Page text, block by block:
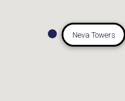
Neva Towers